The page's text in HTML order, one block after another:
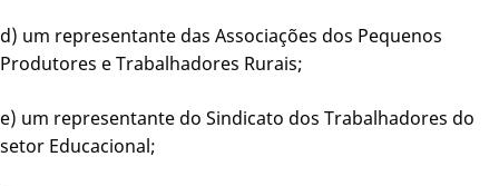
d) um representante das Associações dos Pequenos
Produtores e Trabalhadores Rurais;
e) um representante do Sindicato dos Trabalhadores do
setor Educacional;